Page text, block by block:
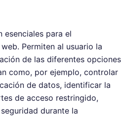
esenciales para el
Permiten al usuario la
de las diferentes opciones
como, por ejemplo, controlar
de datos, identificar la
de acceso restringido,
durante la